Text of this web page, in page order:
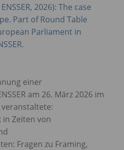
ENSSER, 2026): The case
Part of Round Table
Parliament in
.
einer
am 26. März 2026 im
in Zeiten von
Fragen zu Framing,